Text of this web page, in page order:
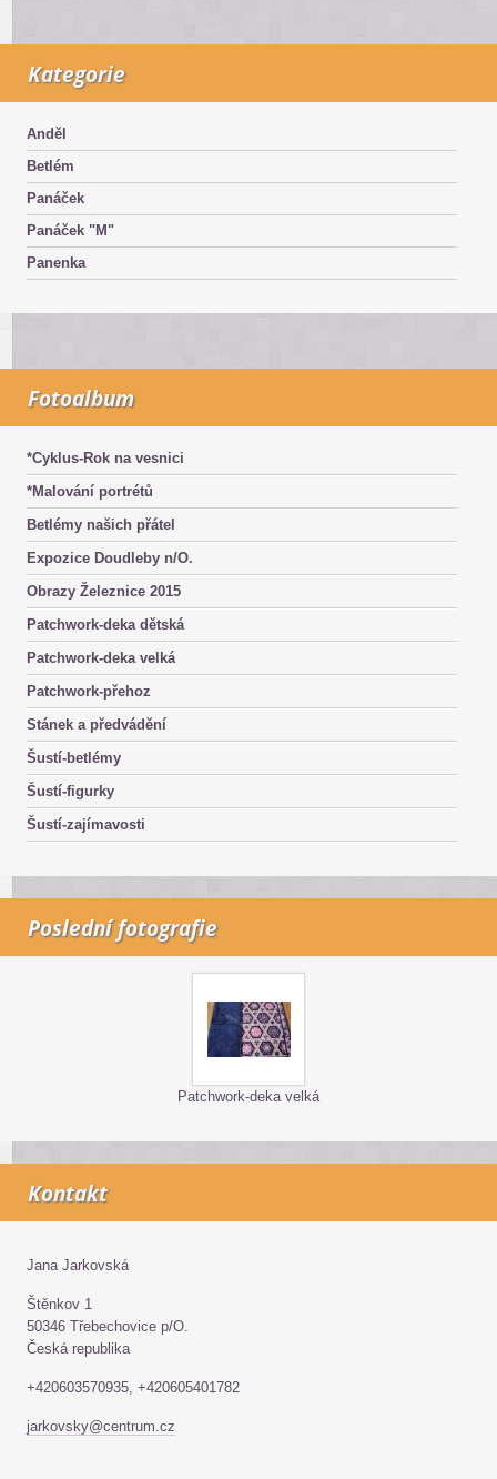
Kategorie
Anděl
Betlém
Panáček
Panáček "M"
Panenka
Fotoalbum
*Cyklus-Rok na vesnici
*Malování portrétů
Betlémy našich přátel
Expozice Doudleby n/O.
Obrazy Železnice 2015
Patchwork-deka dětská
Patchwork-deka velká
Patchwork-přehoz
Stánek a předvádění
Šustí-betlémy
Šustí-figurky
Šustí-zajímavosti
Poslední fotografie
Patchwork-deka velká
Kontakt
Jana Jarkovská
Štěnkov 1
50346 Třebechovice p/O.
Česká republika
+420603570935, +420605401782
jarkovsky@centrum.cz